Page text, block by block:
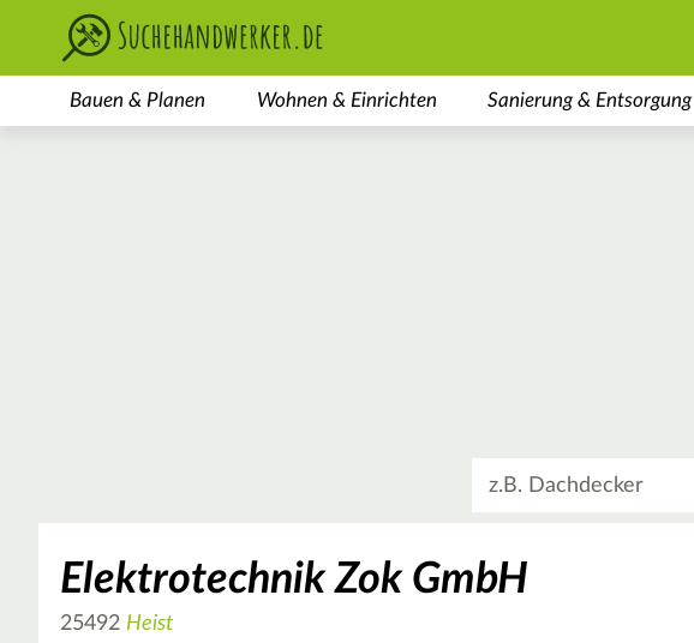
Bauen & Planen Wohnen & Einrichten Sanierung & Entsorgung
Elektrotechnik Zok GmbH
25492 Heist